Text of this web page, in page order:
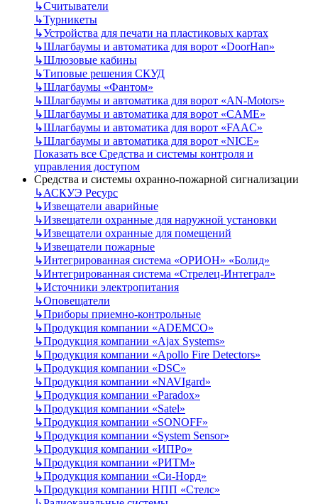
↳Считыватели
↳Турникеты
↳Устройства для печати на пластиковых картах
↳Шлагбаумы и автоматика для ворот «DoorHan»
↳Шлюзовые кабины
↳Типовые решения СКУД
↳Шлагбаумы «Фантом»
↳Шлагбаумы и автоматика для ворот «AN-Motors»
↳Шлагбаумы и автоматика для ворот «CAME»
↳Шлагбаумы и автоматика для ворот «FAAC»
↳Шлагбаумы и автоматика для ворот «NICE»
Показать все Средства и системы контроля и
управления доступом
Средства и системы охранно-пожарной сигнализации
↳АСКУЭ Ресурс
↳Извещатели аварийные
↳Извещатели охранные для наружной установки
↳Извещатели охранные для помещений
↳Извещатели пожарные
↳Интегрированная система «ОРИОН» «Болид»
↳Интегрированная система «Стрелец-Интеграл»
↳Источники электропитания
↳Оповещатели
↳Приборы приемно-контрольные
↳Продукция компании «ADEMCO»
↳Продукция компании «Ajax Systems»
↳Продукция компании «Apollo Fire Detectors»
↳Продукция компании «DSC»
↳Продукция компании «NAVIgard»
↳Продукция компании «Paradox»
↳Продукция компании «Satel»
↳Продукция компании «SONOFF»
↳Продукция компании «System Sensor»
↳Продукция компании «ИПРо»
↳Продукция компании «РИТМ»
↳Продукция компании «Си-Норд»
↳Продукция компании НПП «Стелс»